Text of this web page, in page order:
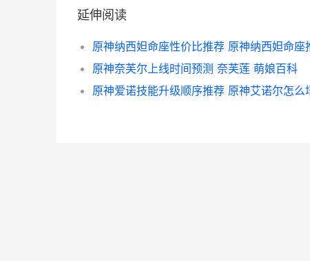
延伸阅读
原神纳西妲命座性价比推荐 原神纳西妲命座
原神奈芙尔上线时间预测 奈芙莲 萌娘百科
原神爱诺技能升级顺序推荐 原神艾诺尔怎么